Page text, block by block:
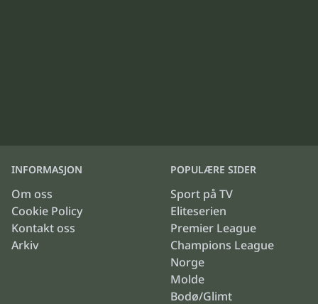
INFORMASJON
Om oss
Cookie Policy
Kontakt oss
Arkiv
POPULÆRE SIDER
Sport på TV
Eliteserien
Premier League
Champions League
Norge
Molde
Bodø/Glimt